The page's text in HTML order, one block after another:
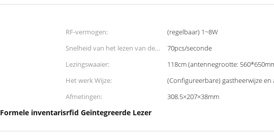
RF-vermogen:
(regelbaar) 1~8W
Snelheid van het lezen van de
markering:
70pcs/seconde
Lezingswaaier:
118cm (antennegrootte:
Het werk Wijze:
(Configureerbare) gastheerwijze en
Afmetingen:
308.5×207×38mm
Formele inventarisrfid Geïntegreerde Lezer